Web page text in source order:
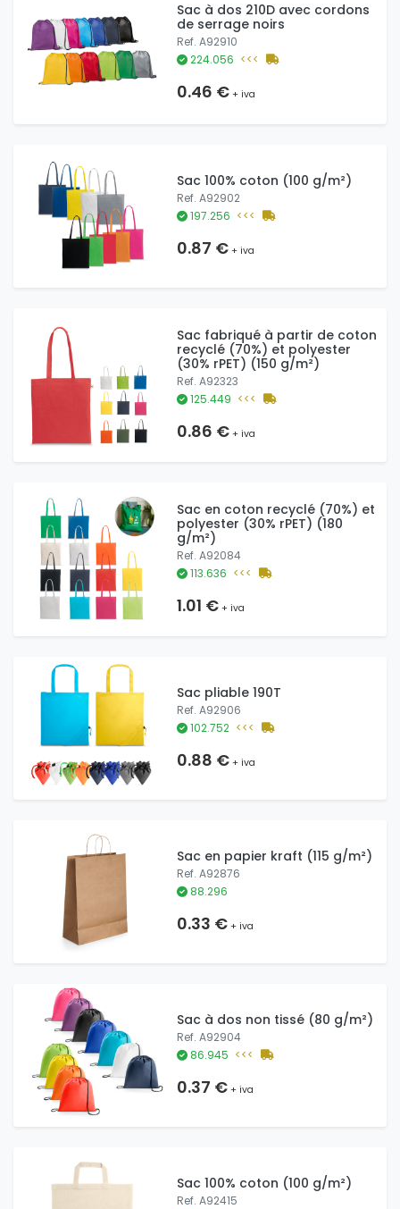
Sac à dos 210D avec cordons
de serrage noirs
Ref. A92910
224.056 <<<
0.46 €+ iva
Sac 100% coton (100 g/m²)
Ref. A92902
197.256 <<<
0.87 €+ iva
Sac fabriqué à partir de coton
recyclé (70%) et polyester
(30% rPET) (150 g/m²)
Ref. A92323
125.449 <<<
0.86 €+ iva
Sac en coton recyclé (70%) et
polyester (30% rPET) (180
g/m²)
Ref. A92084
113.636 <<<
1.01 €+ iva
Sac pliable 190T
Ref. A92906
102.752 <<<
0.88 €+ iva
Sac en papier kraft (115 g/m²)
Ref. A92876
88.296
0.33 €+ iva
Sac à dos non tissé (80 g/m²)
Ref. A92904
86.945 <<<
0.37 €+ iva
Sac 100% coton (100 g/m²)
Ref. A92415